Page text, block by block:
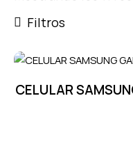
Filtros
CELULAR